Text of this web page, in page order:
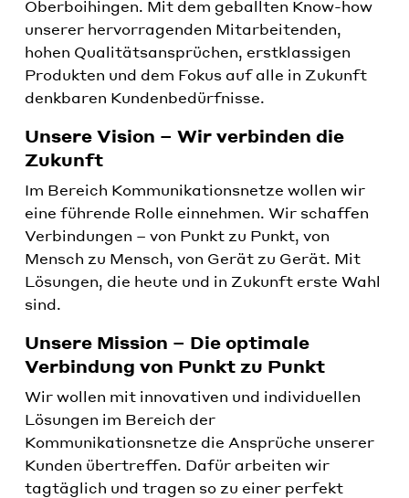
Oberboihingen. Mit dem geballten Know-how
unserer hervorragenden Mitarbeitenden,
hohen Qualitätsansprüchen, erstklassigen
Produkten und dem Fokus auf alle in Zukunft
denkbaren Kundenbedürfnisse.
Unsere Vision – Wir verbinden die
Zukunft
Im Bereich Kommunikationsnetze wollen wir
eine führende Rolle einnehmen. Wir schaffen
Verbindungen – von Punkt zu Punkt, von
Mensch zu Mensch, von Gerät zu Gerät. Mit
Lösungen, die heute und in Zukunft erste Wahl
sind.
Unsere Mission – Die optimale
Verbindung von Punkt zu Punkt
Wir wollen mit innovativen und individuellen
Lösungen im Bereich der
Kommunikationsnetze die Ansprüche unserer
Kunden übertreffen. Dafür arbeiten wir
tagtäglich und tragen so zu einer perfekt